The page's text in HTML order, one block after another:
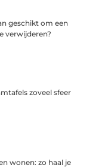
geschikt om een
verwijderen?
zoveel sfeer
wonen: zo haal je